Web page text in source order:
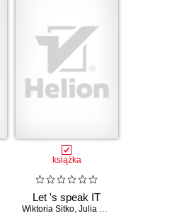
(Wydanie II)
książka
Let 's speak IT
Wiktoria Sitko, Julia Rybska